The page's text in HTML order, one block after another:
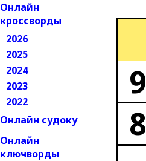
Онлайн
кроссворды
2026
2025
2024
2023
2022
Онлайн судоку
Онлайн
ключворды
9
8